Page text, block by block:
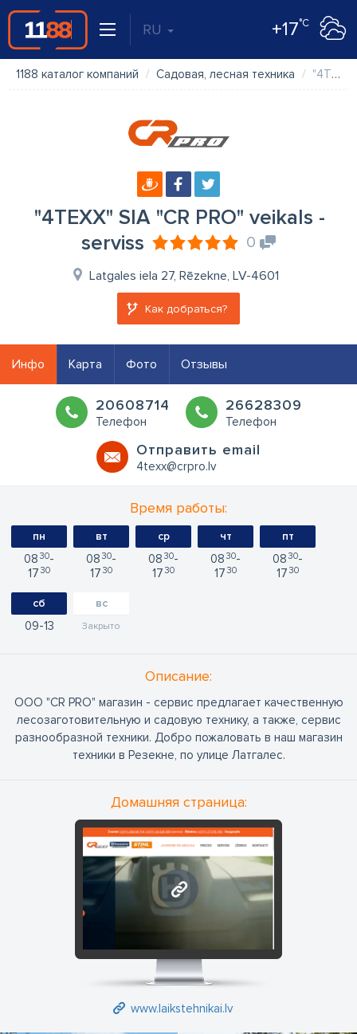
RU +17°C
1188 каталог компаний Садовая, лесная техника "4TEXX" SIA "CR PRO" veikals - serviss
"4TEXX" SIA "CR PRO" veikals -
serviss
0
Latgales iela 27, Rēzekne, LV-4601
Как добраться?
Инфо Карта Фото Отзывы
20608714
Телефон
26628309
Телефон
Oтправить email
4texx@crpro.lv
Время работы:
пн
08 30
17 30
вт
08 30
17 30
ср
08 30
17 30
чт
08 30
17 30
пт
08 30
17 30
сб
09 13
вс
Закрыто
Oписание:
ООО "CR PRO" магазин - сервис предлагает качественную
лесозаготовительную и садовую технику, а также, сервис
разнообразной техники. Добро пожаловать в наш магазин
техники в Резекне, по улице Латгалес.
Домашняя страница:
www.laikstehnikai.lv
www.laikstehnikai.lv